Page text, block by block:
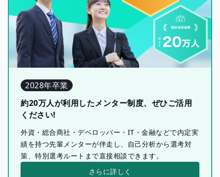
2028年卒業
約20万人が利用したメンター制度、ぜひご活用
ください!
外資・総合商社・デベロッパー・IT・金融などで内定実
績を持つ先輩メンターが伴走し、自己分析から選考対
策、特別選考ルートまで直接相談できます。
さらに詳しく